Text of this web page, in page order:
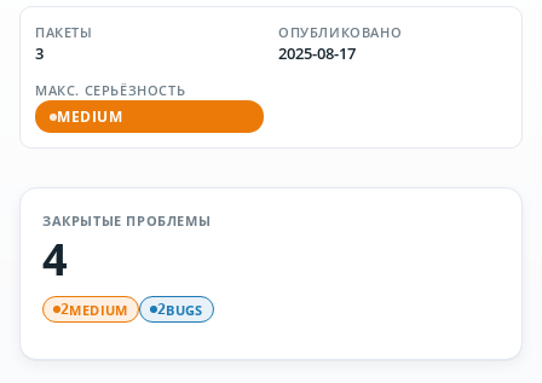
ПАКЕТЫ
3
ОПУБЛИКОВАНО
2025-08-17
МАКС. СЕРЬЁЗНОСТЬ
MEDIUM
ЗАКРЫТЫЕ ПРОБЛЕМЫ
4
2MEDIUM 2BUGS